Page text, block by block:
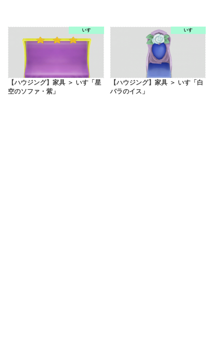
いす
【ハウジング】家具 ＞ いす「星
空のソファ・紫」
いす
【ハウジング】家具 ＞ いす「白
バラのイス」